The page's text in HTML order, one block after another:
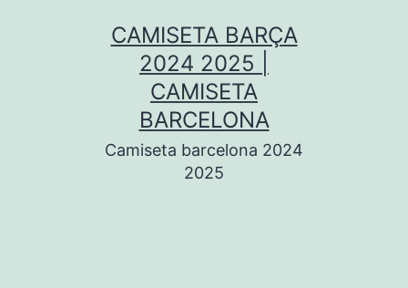
CAMISETA BARÇA
2024 2025 |
CAMISETA
BARCELONA
Camiseta barcelona 2024
2025